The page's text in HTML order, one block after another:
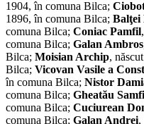
1904, în comuna Bilca;
1896, în comuna Bilca; Balţei
comuna Bilca; Coniac Pamfil
comuna Bilca; Galan Ambros
Bilca; Moisian Archip,
Bilca; Vicovan Vasile a
în comuna Bilca; Nistor
comuna Bilca; Gheatău
comuna Bilca; Cuciurean
comuna Bilca; Galan Andrei,